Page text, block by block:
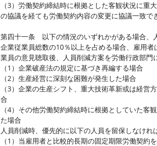
（3）労働契約締結時に根拠とした客観状況に
の協議を経ても労働契約内容の変更に協議一致で
第四十一条　以下の情況のいずれかがある場合
企業従業員総数の10％以上を占める場合、雇用
業員の意見聴取後、人員削減方案を労働行政部門
（1）企業破産法の規定に基づき再編する場合
（2）生産経営に深刻な困難が発生した場合
（3）企業の生産シフト、重大技術革新或は経
合
（4）その他労働契約締結時に根拠としていた
た場合
人員削減時、優先的に以下の人員を留保しなけれ
（1）当雇用者と比較的長期の固定期限労働契約